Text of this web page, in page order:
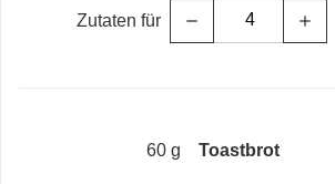
Zutaten für remove add
60 g Toastbrot